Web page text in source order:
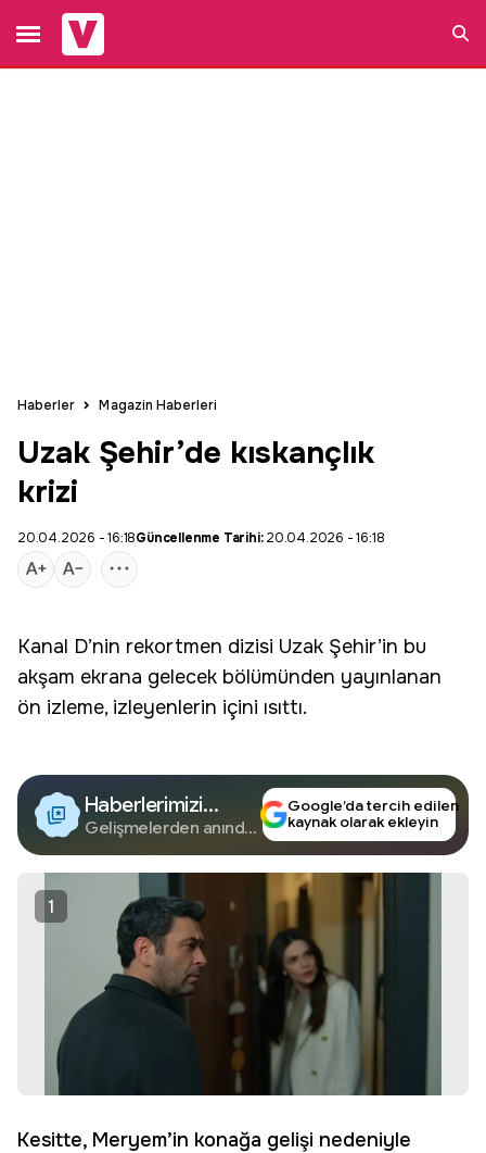
Haberler Magazin Haberleri
Uzak Şehir’de kıskançlık
krizi
20.04.2026 - 16:18Güncellenme Tarihi:20.04.2026 - 16:18
Kanal D’nin rekortmen dizisi Uzak Şehir’in bu
akşam ekrana gelecek bölümünden yayınlanan
ön izleme, izleyenlerin içini ısıttı.
Haberlerimizi
Google'da Takip
Edin
Gelişmelerden anında
Google’da tercih edilen
kaynak olarak ekleyin
1
Kesitte, Meryem’in konağa gelişi nedeniyle